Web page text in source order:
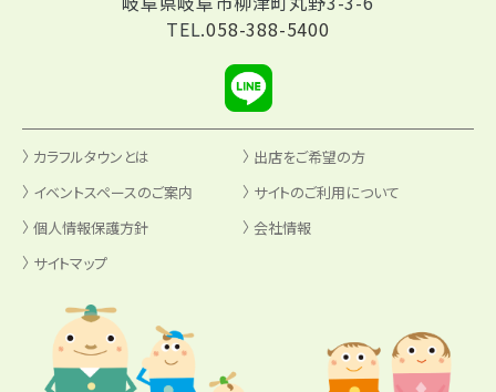
TEL.058-388-5400
カラフルタウンとは
出店をご希望の方
イベントスペースのご案内
サイトのご利用について
個人情報保護方針
会社情報
サイトマップ